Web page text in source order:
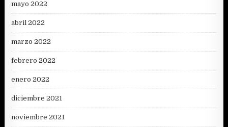
mayo 2022
abril 2022
marzo 2022
febrero 2022
enero 2022
diciembre 2021
noviembre 2021